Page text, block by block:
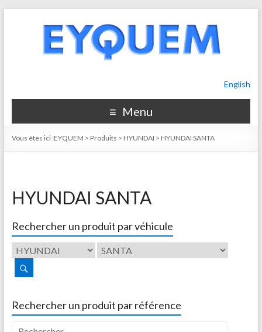
English
Menu
Vous êtes ici :EYQUEM > Produits > HYUNDAI > HYUNDAI SANTA
HYUNDAI SANTA
Rechercher un produit par véhicule
Rechercher un produit par référence